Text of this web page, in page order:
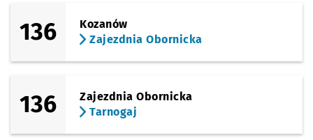
136
Kozanów
Zajezdnia Obornicka
136
Zajezdnia Obornicka
Tarnogaj